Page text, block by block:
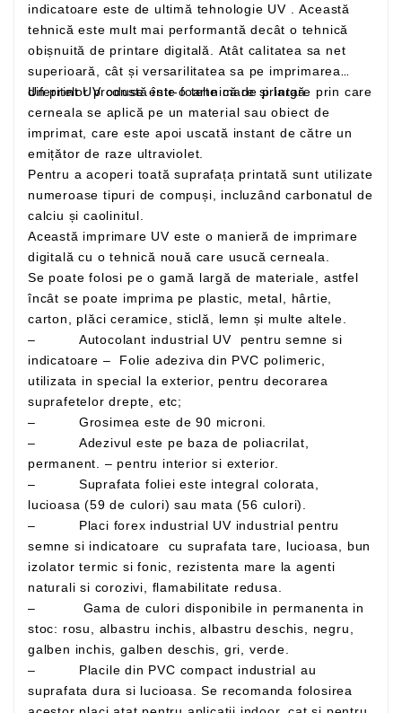
indicatoare este de ultimă tehnologie UV . Această
tehnică este mult mai performantă decât o tehnică
obișnuită de printare digitală. Atât calitatea sa net
superioară, cât și versarilitatea sa pe imprimarea
diferitelor produse este foarte mare și largă
Un print UV constă într-o tehnică de printare prin care
cerneala se aplică pe un material sau obiect de
imprimat, care este apoi uscată instant de către un
emițător de raze ultraviolet.
Pentru a acoperi toată suprafața printată sunt utilizate
numeroase tipuri de compuși, incluzând carbonatul de
calciu și caolinitul.
Această imprimare UV este o manieră de imprimare
digitală cu o tehnică nouă care usucă cerneala.
Se poate folosi pe o gamă largă de materiale, astfel
încât se poate imprima pe plastic, metal, hârtie,
carton, plăci ceramice, sticlă, lemn și multe altele.
– Autocolant industrial UV pentru semne si
indicatoare – Folie adeziva din PVC polimeric,
utilizata in special la exterior, pentru decorarea
suprafetelor drepte, etc;
– Grosimea este de 90 microni.
– Adezivul este pe baza de poliacrilat,
permanent. – pentru interior si exterior.
– Suprafata foliei este integral colorata,
lucioasa (59 de culori) sau mata (56 culori).
– Placi forex industrial UV industrial pentru
semne si indicatoare cu suprafata tare, lucioasa, bun
izolator termic si fonic, rezistenta mare la agenti
naturali si corozivi, flamabilitate redusa.
– Gama de culori disponibile in permanenta in
stoc: rosu, albastru inchis, albastru deschis, negru,
galben inchis, galben deschis, gri, verde.
– Placile din PVC compact industrial au
suprafata dura si lucioasa. Se recomanda folosirea